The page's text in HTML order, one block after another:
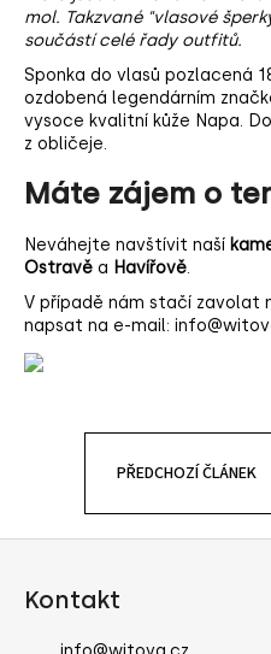
mol. Takzvané "vlasové
součástí celé řady outfitů.
Sponka do vlasů pozlacená
ozdobená legendárním
vysoce kvalitní kůže Napa.
z obličeje.
Máte zájem o
Neváhejte navštívit naší
Ostravě a Havířově.
V případě nám stačí zavolat
napsat na e-mail:
PŘEDCHOZÍ ČLÁNEK
e
t
e
n
a
j
í
t
?
r
Kontakt